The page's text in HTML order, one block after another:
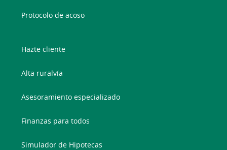
Protocolo de acoso
Hazte cliente
Alta ruralvía
Asesoramiento especializado
Finanzas para todos
Simulador de Hipotecas